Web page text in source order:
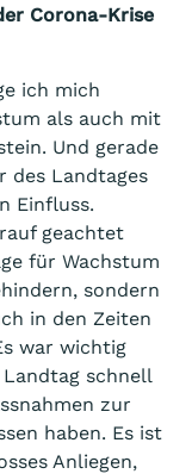
Corona-Krise
ich mich
als auch mit
Und gerade
des Landtages
Einfluss.
geachtet
für Wachstum
sondern
in den Zeiten
war wichtig
schnell
zur
haben. Es ist
Anliegen,